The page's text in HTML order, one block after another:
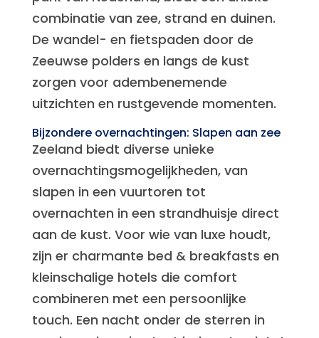
combinatie van zee, strand en duinen.
De wandel- en fietspaden door de
Zeeuwse polders en langs de kust
zorgen voor adembenemende
uitzichten en rustgevende momenten.
Bijzondere overnachtingen: Slapen aan zee
Zeeland biedt diverse unieke
overnachtingsmogelijkheden, van
slapen in een vuurtoren tot
overnachten in een strandhuisje direct
aan de kust. Voor wie van luxe houdt,
zijn er charmante bed & breakfasts en
kleinschalige hotels die comfort
combineren met een persoonlijke
touch. Een nacht onder de sterren in